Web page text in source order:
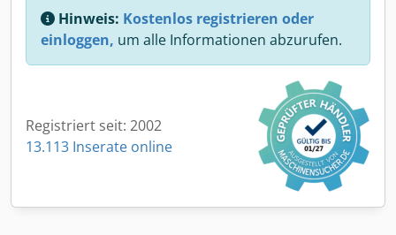
Hinweis: Kostenlos registrieren oder
einloggen, um alle Informationen abzurufen.
Registriert seit: 2002
13.113 Inserate online